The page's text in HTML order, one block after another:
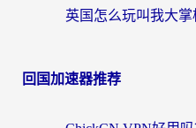
回国加速器推荐